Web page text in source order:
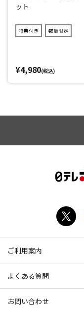
ット
特典付き 数量限定
¥4,980(税込)
ご利用案内
よくある質問
お問い合わせ